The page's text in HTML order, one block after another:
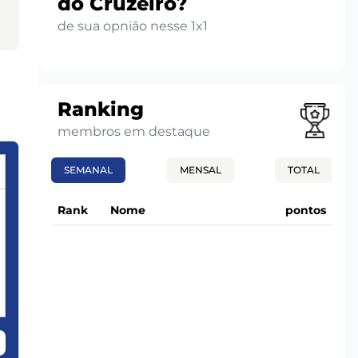
de sua opnião nesse 1x1
Ranking
membros em destaque
SEMANAL MENSAL TOTAL
Rank Nome pontos